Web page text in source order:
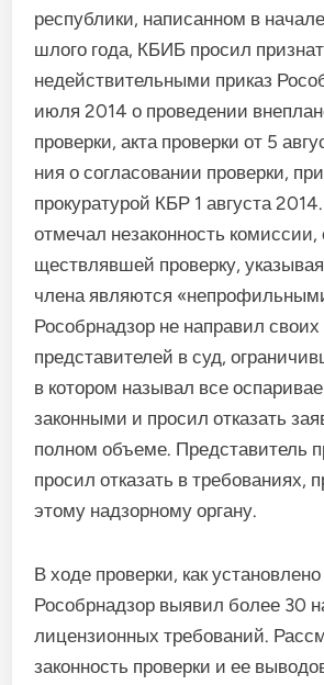
республики, напи­санном в
шлого года, КБИБ просил
недействительными приказ
июля 2014 о проведении
проверки, акта про­верки от 5
ния о согласовании проверки,
прокуратурой КБР 1 августа
отме­чал незаконность
ществлявшей проверку,
члена являются
Рособрнадзор не направил своих
представителей в суд,
в кото­ром называл все
законными и просил отка­зать
полном объеме. Представитель
просил отказать в требованиях,
этому надзорному органу.
В ходе проверки, как
Рособрнадзор вы­явил более 30
лицен­зионных требований.
законность проверки и ее